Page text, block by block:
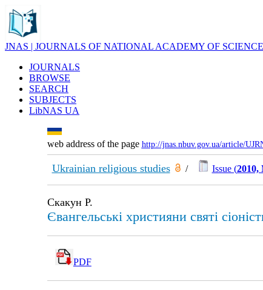
JNAS | JOURNALS OF NATIONAL ACADEMY OF
JOURNALS
BROWSE
SEARCH
SUBJECTS
LibNAS UA
web address of the page http://jnas.nbuv.gov.ua/article/
Ukrainian religious studies / Issue (
Скакун Р.
Євангельські християни святі
PDF